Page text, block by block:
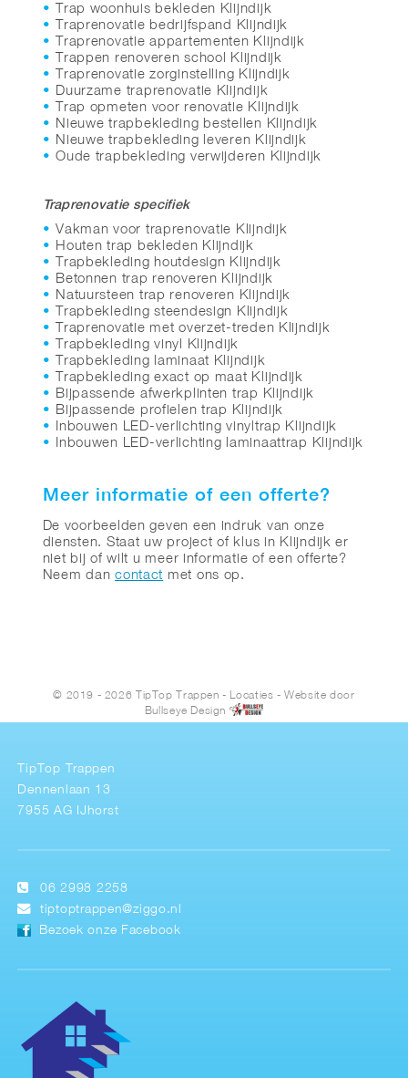
Trap woonhuis bekleden Klijndijk
Traprenovatie bedrijfspand Klijndijk
Traprenovatie appartementen Klijndijk
Trappen renoveren school Klijndijk
Traprenovatie zorginstelling Klijndijk
Duurzame traprenovatie Klijndijk
Trap opmeten voor renovatie Klijndijk
Nieuwe trapbekleding bestellen Klijndijk
Nieuwe trapbekleding leveren Klijndijk
Oude trapbekleding verwijderen Klijndijk
Traprenovatie specifiek
Vakman voor traprenovatie Klijndijk
Houten trap bekleden Klijndijk
Trapbekleding houtdesign Klijndijk
Betonnen trap renoveren Klijndijk
Natuursteen trap renoveren Klijndijk
Trapbekleding steendesign Klijndijk
Traprenovatie met overzet-treden Klijndijk
Trapbekleding vinyl Klijndijk
Trapbekleding laminaat Klijndijk
Trapbekleding exact op maat Klijndijk
Bijpassende afwerkplinten trap Klijndijk
Bijpassende profielen trap Klijndijk
Inbouwen LED-verlichting vinyltrap Klijndijk
Inbouwen LED-verlichting laminaattrap Klijndijk
Meer informatie of een offerte?
De voorbeelden geven een indruk van onze
diensten. Staat uw project of klus in Klijndijk er
niet bij of wilt u meer informatie of een offerte?
Neem dancontact met ons op.
© 2019 - 2026 TipTop Trappen- Locaties - Website door
Bullseye Design
TipTop Trappen
Dennenlaan 13
7955 AG IJhorst
06 2998 2258
tiptoptrappen@ziggo.nl
Bezoek onze Facebook